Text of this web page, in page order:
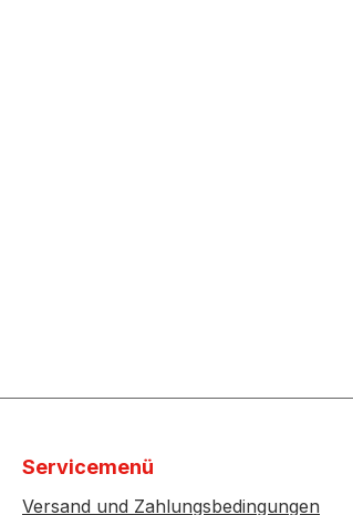
Servicemenü
Versand und Zahlungsbedingungen